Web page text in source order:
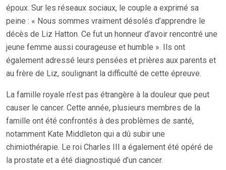
époux. Sur les réseaux sociaux, le couple a exprimé sa
peine : « Nous sommes vraiment désolés d’apprendre le
décès de Liz Hatton. Ce fut un honneur d’avoir rencontré une
jeune femme aussi courageuse et humble ». Ils ont
également adressé leurs pensées et prières aux parents et
au frère de Liz, soulignant la difficulté de cette épreuve.
La famille royale n’est pas étrangère à la douleur que peut
causer le cancer. Cette année, plusieurs membres de la
famille ont été confrontés à des problèmes de santé,
notamment Kate Middleton qui a dû subir une
chimiothérapie. Le roi Charles III a également été opéré de
la prostate et a été diagnostiqué d’un cancer.